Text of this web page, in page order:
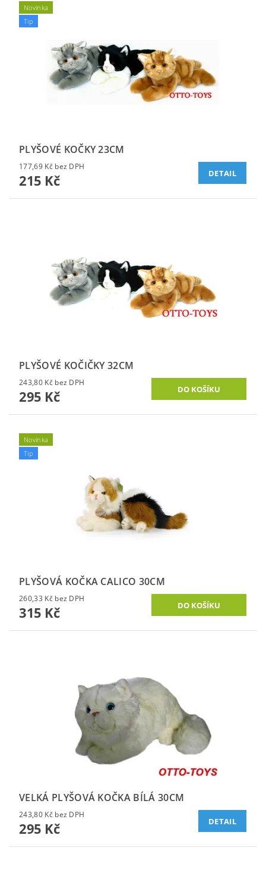
Novinka
Tip
PLYŠOVÉ KOČKY 23CM
177,69 Kč bez DPH
215 Kč DETAIL
PLYŠOVÉ KOČIČKY 32CM
243,80 Kč bez DPH
295 Kč
Novinka
Tip
PLYŠOVÁ KOČKA CALICO 30CM
260,33 Kč bez DPH
315 Kč
VELKÁ PLYŠOVÁ KOČKA BÍLÁ 30CM
243,80 Kč bez DPH
295 Kč DETAIL